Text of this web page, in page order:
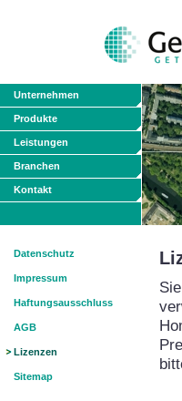
Unternehmen
Produkte
Leistungen
Branchen
Kontakt
Datenschutz
Impressum
Haftungsausschluss
AGB
Lizenzen
Sitemap